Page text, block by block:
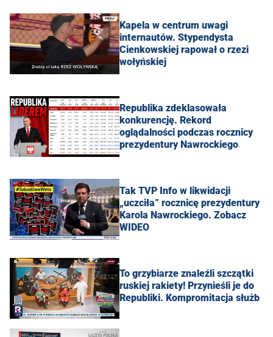
Kapela w centrum uwagi
internautów. Stypendysta
Cienkowskiej rapował o rzezi
wołyńskiej
Republika zdeklasowała
konkurencję. Rekord
oglądalności podczas rocznicy
prezydentury Nawrockiego
Tak TVP Info w likwidacji
„uczciła” rocznicę prezydentury
Karola Nawrockiego. Zobacz
WIDEO
To grzybiarze znaleźli szczątki
ruskiej rakiety! Przynieśli je do
Republiki. Kompromitacja służb